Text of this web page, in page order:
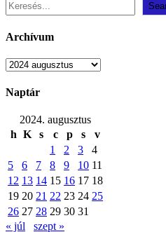
Archívum
Archívum
Naptár
2024. augusztus
h K s c p s
v
1
2 3
4
5
6 7 8 9 10 11
12 13 14 15 16 17 18
19 20 21 22 23 24 25
26 27 28 29 30 31
« júl
szept »